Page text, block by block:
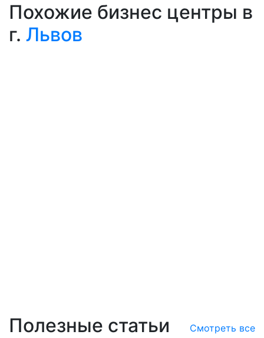
Похожие бизнес центры в
г. Львов
Полезные статьи
Смотреть все